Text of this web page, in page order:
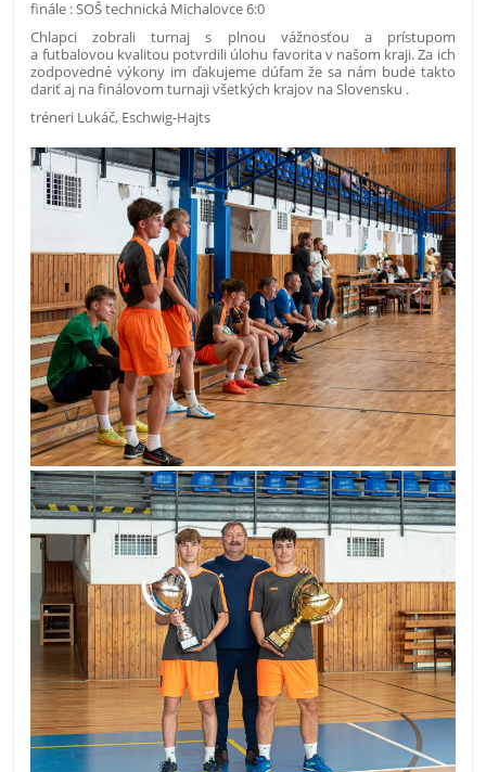
finále : SOŠ technická Michalovce 6:0
Chlapci zobrali turnaj s plnou vážnosťou a prístupom
a futbalovou kvalitou potvrdili úlohu favorita v našom kraji. Za ich
zodpovedné výkony im ďakujeme dúfam že sa nám bude takto
dariťaj na finálovom turnaji všetkých krajov na Slovensku .
tréneri Lukáč, Eschwig-Hajts